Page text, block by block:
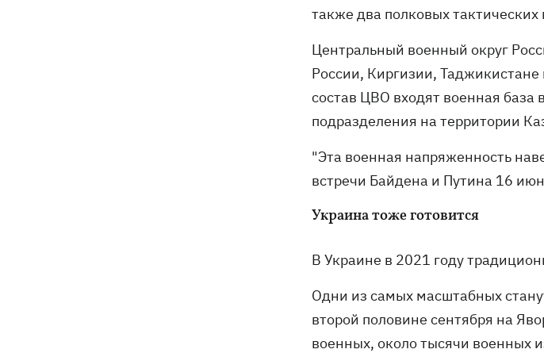
также два полковых
Центральный военный округ
России, Киргизии,
состав ЦВО входят военная
подразделения на территории
"Эта военная напряженность
встречи Байдена и Путина 16
Украина тоже готовится
В Украине в 2021 году
Одни из самых масштабных
второй половине сентября на
военных, около тысячи военных